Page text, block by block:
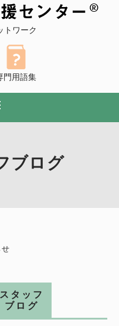
トワーク
門用語集
ブログ
スタッフ
ブログ